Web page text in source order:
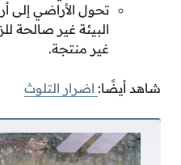
تحول الأراضي إلى
البيئة غير صالحة
غير منتجة.
شاهد أيضًا: اضرار التلوث